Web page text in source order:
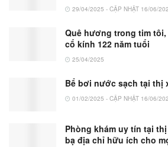
29/04/2025 - CẬP NHẬT 16/06/
Quê hương trong tim
cổ kính 122 năm tuổi
25/04/2025
Bể bơi nước sạch tại thị
01/02/2025 - CẬP NHẬT 16/06/
Phòng khám uy tín tại
bạ địa chỉ hữu ích cho